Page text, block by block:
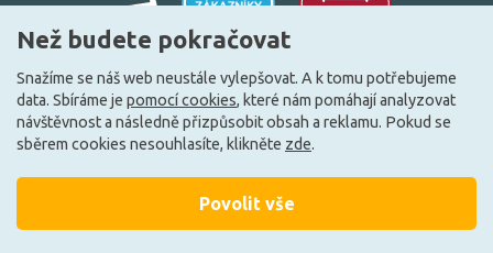
© 2010–2026 Všechna práva vyhrazena. žárovky.cz
VytvořiloFEO.cz
Než budete pokračovat
Snažíme se náš web neustále vylepšovat. A k tomu potřebujeme
data. Sbíráme je pomocí cookies, které nám pomáhají analyzovat
návštěvnost a následně přizpůsobit obsah a reklamu. Pokud se
sběrem cookies nesouhlasíte, klikněte zde.
Povolit vše